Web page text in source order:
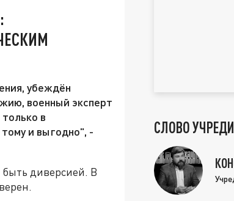
убеждён
военный эксперт
в
и выгодно", -
быть диверсией. В
СЛОВО